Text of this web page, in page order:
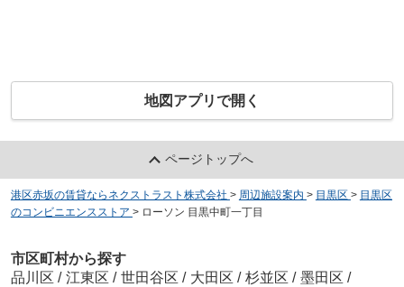
地図アプリで開く
ページトップへ
港区赤坂の賃貸ならネクストラスト株式会社 > 周辺施設案内 > 目黒区 > 目黒区
のコンビニエンスストア > ローソン 目黒中町一丁目
市区町村から探す
品川区 / 江東区 / 世田谷区 / 大田区 / 杉並区 / 墨田区 /